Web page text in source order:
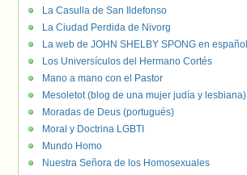
La Casulla de San Ildefonso
La Ciudad Perdida de Nivorg
La web de JOHN SHELBY SPONG en español
Los Universículos del Hermano Cortés
Mano a mano con el Pastor
Mesoletot (blog de una mujer judía y lesbiana)
Moradas de Deus (portugués)
Moral y Doctrina LGBTI
Mundo Homo
Nuestra Señora de los Homosexuales